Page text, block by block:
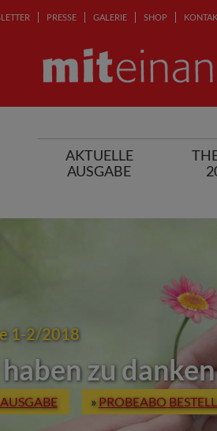
PRESSE GALERIE SHOP
AKTUELLE
AUSGABE
1-2/2018
zu
» PROBEABO